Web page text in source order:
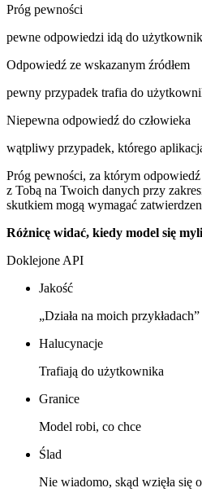
Próg pewności
pewne odpowiedzi idą do
Odpowiedź ze wskazanym źródłem
pewny przypadek trafia do
Niepewna odpowiedź do człowieka
wątpliwy przypadek, którego
Próg pewności, za którym
z Tobą na Twoich danych przy
skutkiem mogą wymagać
Różnicę widać, kiedy model się
Doklejone API
Jakość
„Działa na moich przykładach”
Halucynacje
Trafiają do użytkownika
Granice
Model robi, co chce
Ślad
Nie wiadomo, skąd wzięła się